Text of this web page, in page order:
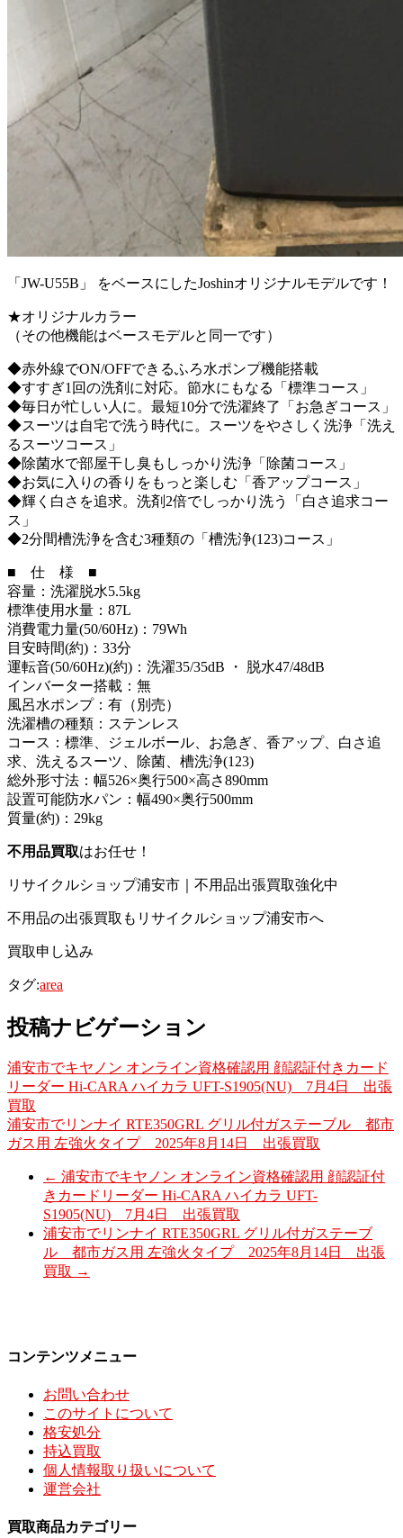
「JW-U55B」 をベースにしたJoshinオリジナルモデルです！
★オリジナルカラー
（その他機能はベースモデルと同一です）
◆赤外線でON/OFFできるふろ水ポンプ機能搭載
◆すすぎ1回の洗剤に対応。節水にもなる「標準コース」
◆毎日が忙しい人に。最短10分で洗濯終了「お急ぎコース」
◆スーツは自宅で洗う時代に。スーツをやさしく洗浄「洗え
るスーツコース」
◆除菌水で部屋干し臭もしっかり洗浄「除菌コース」
◆お気に入りの香りをもっと楽しむ「香アップコース」
◆輝く白さを追求。洗剤2倍でしっかり洗う「白さ追求コー
ス」
◆2分間槽洗浄を含む3種類の「槽洗浄(123)コース」
■ 仕 様 ■
容量：洗濯脱水5.5kg
標準使用水量：87L
消費電力量(50/60Hz)：79Wh
目安時間(約)：33分
運転音(50/60Hz)(約)：洗濯35/35dB ・ 脱水47/48dB
インバーター搭載：無
風呂水ポンプ：有（別売）
洗濯槽の種類：ステンレス
コース：標準、ジェルボール、お急ぎ、香アップ、白さ追
求、洗えるスーツ、除菌、槽洗浄(123)
総外形寸法：幅526×奥行500×高さ890mm
設置可能防水パン：幅490×奥行500mm
質量(約)：29kg
不用品買取はお任せ！
リサイクルショップ浦安市｜不用品出張買取強化中
不用品の出張買取もリサイクルショップ浦安市へ
買取申し込み
タグ:area
投稿ナビゲーション
浦安市でキヤノン オンライン資格確認用 顔認証付きカード
リーダー Hi-CARA ハイカラ UFT-S1905(NU) 7月4日 出張
買取
浦安市でリンナイ RTE350GRL グリル付ガステーブル 都市
ガス用 左強火タイプ 2025年8月14日 出張買取
← 浦安市でキヤノン オンライン資格確認用 顔認証付
きカードリーダー Hi-CARA ハイカラ UFT-
S1905(NU) 7月4日 出張買取
浦安市でリンナイ RTE350GRL グリル付ガステーブ
ル 都市ガス用 左強火タイプ 2025年8月14日 出張
買取 →
コンテンツメニュー
お問い合わせ
このサイトについて
格安処分
持込買取
個人情報取り扱いについて
運営会社
買取商品カテゴリー